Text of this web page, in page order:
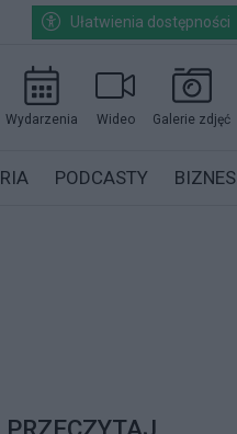
Ułatwienia dostępności
Wydarzenia Wideo Galerie zdjęć
PODCASTY BIZNES